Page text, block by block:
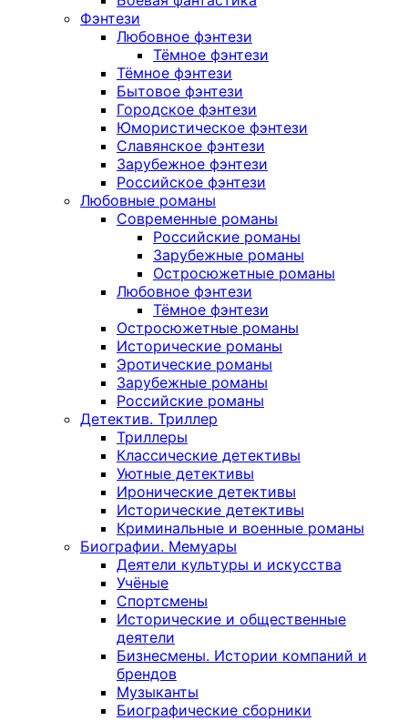
Фэнтези
Любовное фэнтези
Тёмное фэнтези
Тёмное фэнтези
Бытовое фэнтези
Городское фэнтези
Юмористическое фэнтези
Славянское фэнтези
Зарубежное фэнтези
Российское фэнтези
Любовные романы
Современные романы
Российские романы
Зарубежные романы
Остросюжетные романы
Любовное фэнтези
Тёмное фэнтези
Остросюжетные романы
Исторические романы
Эротические романы
Зарубежные романы
Российские романы
Детектив. Триллер
Триллеры
Классические детективы
Уютные детективы
Иронические детективы
Исторические детективы
Криминальные и военные романы
Биографии. Мемуары
Деятели культуры и искусства
Учёные
Спортсмены
Исторические и общественные
деятели
Бизнесмены. Истории компаний и
брендов
Музыканты
Биографические сборники